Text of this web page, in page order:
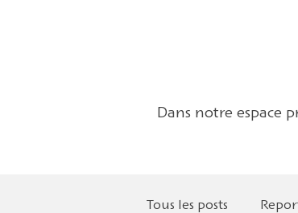
Dans notre espace
Tous les posts